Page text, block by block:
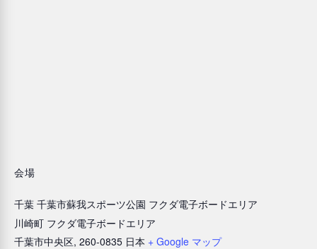
会場
千葉 千葉市蘇我スポーツ公園 フクダ電子ボードエリア
川崎町 フクダ電子ボードエリア
千葉市中央区, 260-0835 日本 + Google マップ